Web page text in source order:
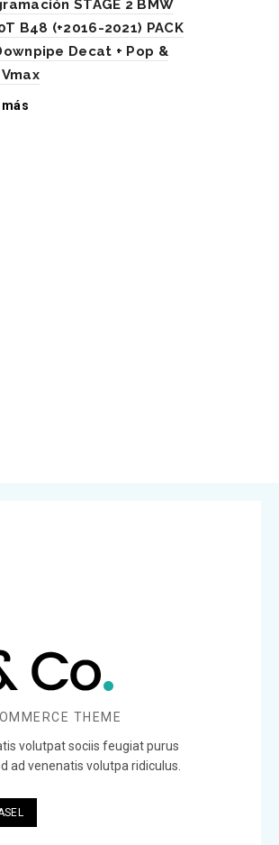
STAGE 2 BMW
B48 (+2016-2021) PACK
Decat + Pop &
más
THEME
volutpat sociis feugiat purus
ad venenatis volutpa ridiculus.